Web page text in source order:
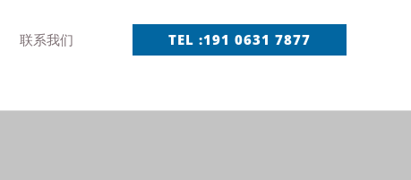
联系我们 TEL :191 0631 7877